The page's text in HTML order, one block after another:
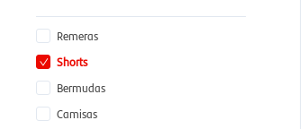
Remeras
Shorts
Bermudas
Camisas